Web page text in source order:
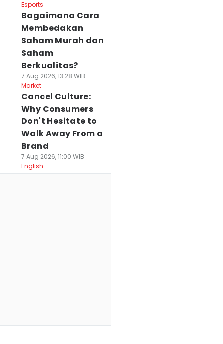
Esports
Bagaimana Cara
Membedakan
Saham Murah dan
Saham
Berkualitas?
7 Aug 2026, 13:28 WIB
Market
Cancel Culture:
Why Consumers
Don't Hesitate to
Walk Away From a
Brand
7 Aug 2026, 11:00 WIB
English